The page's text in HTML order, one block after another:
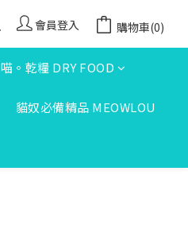
會員登入 購物車(0)
喵。乾糧 DRY FOOD
貓奴必備精品 MEOWLOU